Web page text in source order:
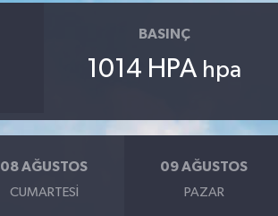
BASINÇ
1014 HPA hpa
08 AĞUSTOS
CUMARTESI
09 AĞUSTOS
PAZAR